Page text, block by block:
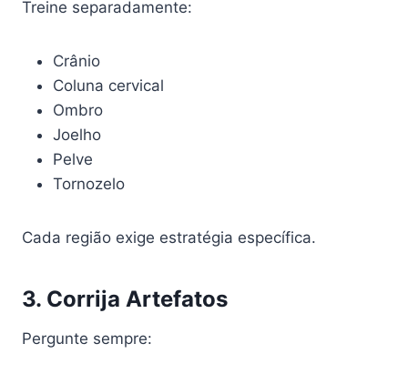
Treine separadamente:
Crânio
Coluna cervical
Ombro
Joelho
Pelve
Tornozelo
Cada região exige estratégia específica.
3. Corrija Artefatos
Pergunte sempre: